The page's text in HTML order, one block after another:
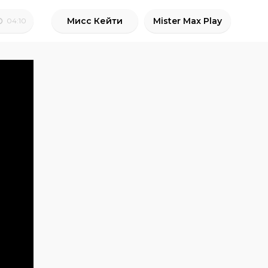
04:10 Мисс Кейти Mister Max Play